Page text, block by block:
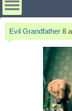
Evil Grandfather 8